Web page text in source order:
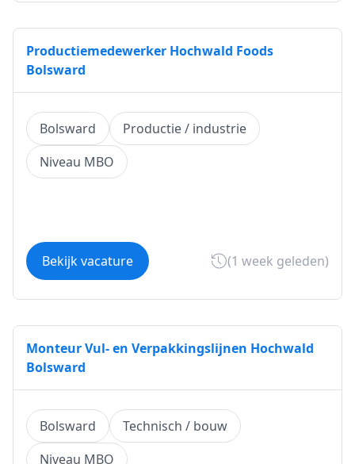
Productiemedewerker Hochwald Foods
Bolsward
Bolsward
Productie / industrie
Niveau MBO
Bekijk vacature (1 week geleden)
Monteur Vul- en Verpakkingslijnen Hochwald
Bolsward
Bolsward
Technisch / bouw
Niveau MBO